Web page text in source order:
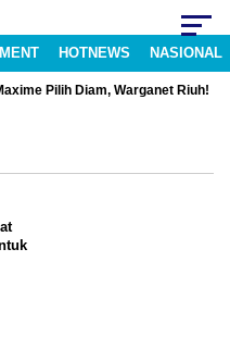
HOTNEWS NASIONAL
Pilih Diam, Warganet Riuh!